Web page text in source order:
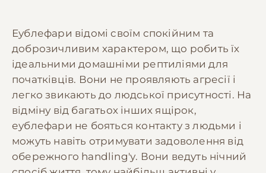
Еублефари відомі своїм спокійним та
доброзичливим характером, що робить їх
ідеальними домашніми рептиліями для
початківців. Вони не проявляють агресії і
легко звикають до людської присутності. На
відміну від багатьох інших ящірок,
еублефари не бояться контакту з людьми і
можуть навіть отримувати задоволення від
обережного handling'у. Вони ведуть нічний